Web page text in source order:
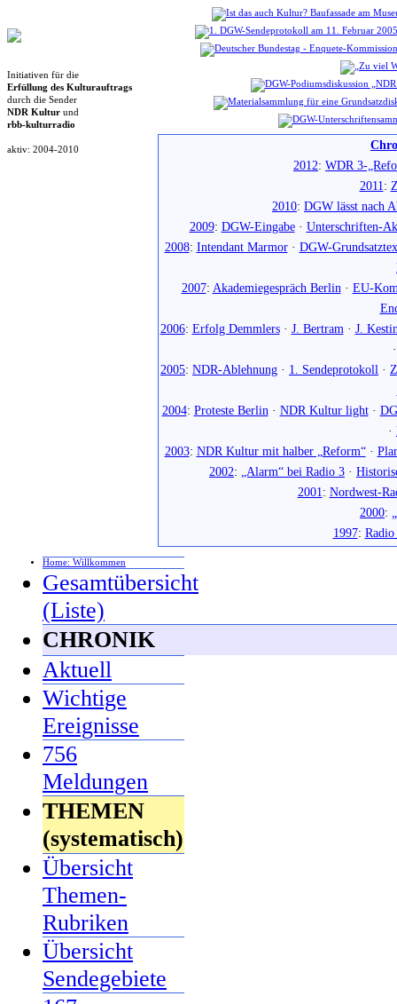
Initiativen für die
Erfüllung des Kulturauftrags
durch die Sender
NDR Kultur und
rbb-kulturradio
aktiv: 2004-2010
2012: WDR 3-
2011:
2010: DGW lässt nach
2009: DGW-Eingabe· Unterschriften-
2008: Intendant Marmor· DGW-
2007: Akademiegespräch Berlin · EU-
2006: Erfolg Demmlers· J. Bertram · J.
2005: NDR-Ablehnung · 1. Sendeprotokoll ·
2004: Proteste Berlin · NDR Kultur light·
·
2003: NDR Kultur mit halber „Reform“·
2002: „Alarm“ bei Radio 3 ·
2001: Nordwest-
2000:
1997:
Home: Willkommen
Gesamtübersicht
(Liste)
CHRONIK
Aktuell
Wichtige
Ereignisse
756
Meldungen
THEMEN
(systematisch)
Übersicht
Themen-
Rubriken
Übersicht
Sendegebiete